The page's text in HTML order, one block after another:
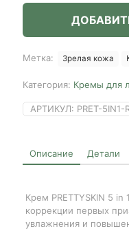
Описание Детали
Крем PRETTYSKIN 5 in
коррекции первых
увлажнения и
Метка: Зрелая кожа
Категория: Кремы для
АРТИКУЛ: PRET-5IN1-